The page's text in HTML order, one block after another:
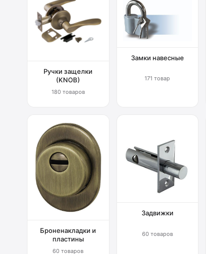
Ручки защелки
(KNOB)
180 товаров
Замки навесные
171 товар
Броненакладки и
пластины
60 товаров
Задвижки
60 товаров